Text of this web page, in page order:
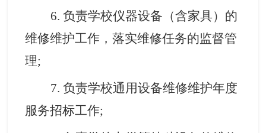
6. 负责学校仪器设备（含家具）的
维修维护工作，落实维修任务的监督管
理;
7. 负责学校通用设备维修维护年度
服务招标工作;